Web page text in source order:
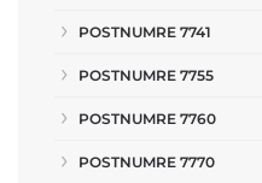
POSTNUMRE 7741
POSTNUMRE 7755
POSTNUMRE 7760
POSTNUMRE 7770